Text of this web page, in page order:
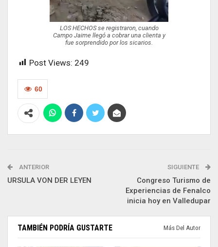
LOS HECHOS se registraron, cuando
Campo Jaime llegó a cobrar una clienta y
fue sorprendido por los sicarios.
Post Views: 249
60
ANTERIOR
URSULA VON DER LEYEN
SIGUIENTE
Congreso Turismo de
Experiencias de Fenalco
inicia hoy en Valledupar
TAMBIÉN PODRÍA GUSTARTE Más Del Autor